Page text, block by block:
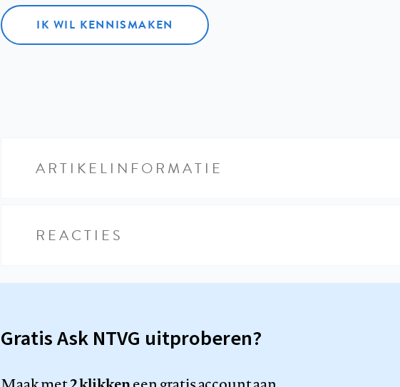
IK WIL KENNISMAKEN
ARTIKELINFORMATIE
REACTIES
Gratis Ask NTVG uitproberen?